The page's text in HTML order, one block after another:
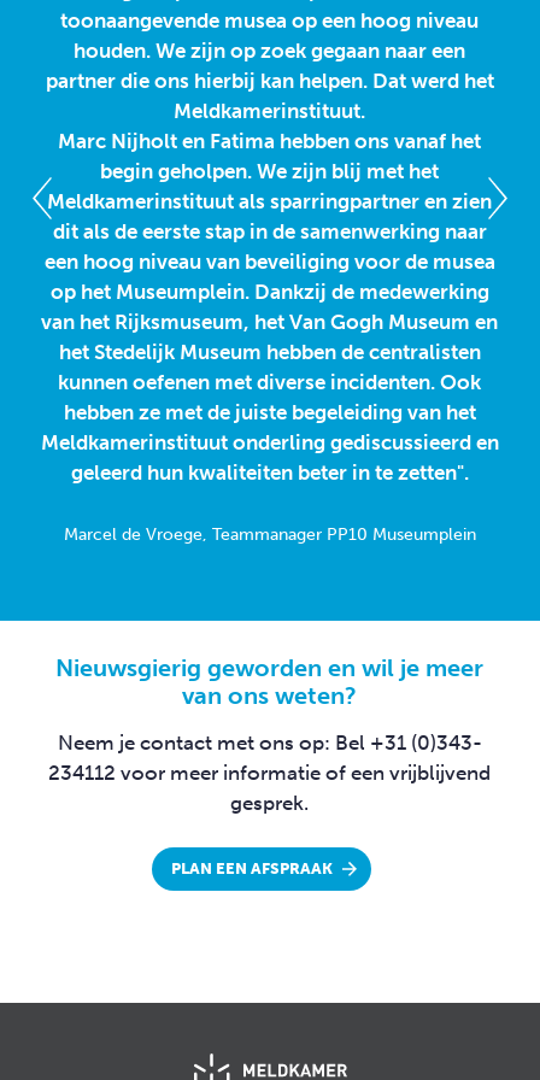
toonaangevende musea op een hoog niveau
houden. We zijn op zoek gegaan naar een
partner die ons hierbij kan helpen. Dat werd het
Meldkamerinstituut.
Marc Nijholt en Fatima hebben ons vanaf het
begin geholpen. We zijn blij met het
Meldkamerinstituut als sparringpartner en zien
dit als de eerste stap in de samenwerking naar
een hoog niveau van beveiliging voor de musea
op het Museumplein. Dankzij de medewerking
van het Rijksmuseum, het Van Gogh Museum en
het Stedelijk Museum hebben de centralisten
kunnen oefenen met diverse incidenten. Ook
hebben ze met de juiste begeleiding van het
Meldkamerinstituut onderling gediscussieerd en
geleerd hun kwaliteiten beter in te zetten".
Marcel de Vroege, Teammanager PP10 Museumplein
Nieuwsgierig geworden en wil je meer
van ons weten?
Neem je contact met ons op: Bel +31 (0)343-
234112 voor meer informatieof een vrijblijvend
gesprek.
PLAN EEN AFSPRAAK